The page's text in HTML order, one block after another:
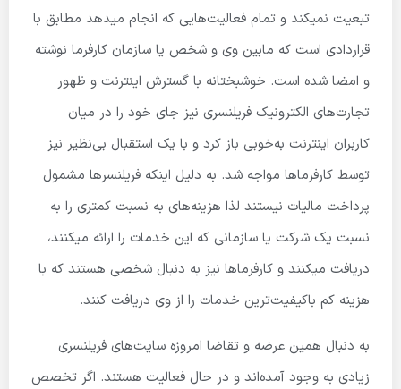
تبعیت نمیکند و تمام فعالیت‌هایی که انجام میدهد مطابق با
قراردادی است که مابین وی و شخص یا سازمان کارفرما نوشته
و امضا شده است. خوشبختانه با گسترش اینترنت و ظهور
تجارت‌های الکترونیک فریلنسری نیز جای خود را در میان
کاربران اینترنت به‌خوبی باز کرد و با یک استقبال بی‌نظیر نیز
توسط کارفرماها مواجه شد. به دلیل اینکه فریلنسرها مشمول
پرداخت مالیات نیستند لذا هزینه‌های به نسبت کمتری را به
نسبت یک شرکت یا سازمانی که این خدمات را ارائه میکنند،
دریافت میکنند و کارفرماها نیز به دنبال شخصی هستند که با
هزینه کم باکیفیت‌ترین خدمات را از وی دریافت کنند.
به دنبال همین عرضه و تقاضا امروزه سایت‌های فریلنسری
زیادی به وجود آمده‌اند و در حال فعالیت هستند. اگر تخصص